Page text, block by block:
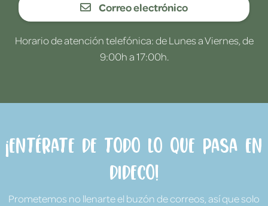
Correo electrónico
Horario de atención telefónica: de Lunes a Viernes, de
9:00h a 17:00h.
¡Entérate de todo lo que pasa en
Dideco!
Prometemos no llenarte el buzón de correos, así que solo